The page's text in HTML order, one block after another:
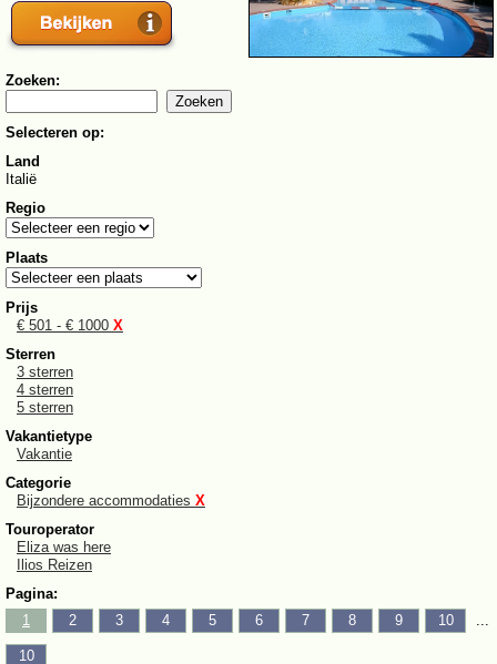
Zoeken:
Selecteren op:
Land
Italië
Regio
Plaats
Prijs
€ 501 - € 1000 X
Sterren
3 sterren
4 sterren
5 sterren
Vakantietype
Vakantie
Categorie
Bijzondere accommodaties X
Touroperator
Eliza was here
Ilios Reizen
Pagina:
1
2 3 4 5 6 7 8 9 10 ...
10